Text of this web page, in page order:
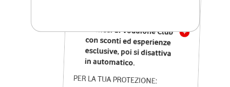
12 mesi di Vodafone Club
con sconti ed esperienze
esclusive, poi si disattiva
in automatico.
PER LA TUA PROTEZIONE: